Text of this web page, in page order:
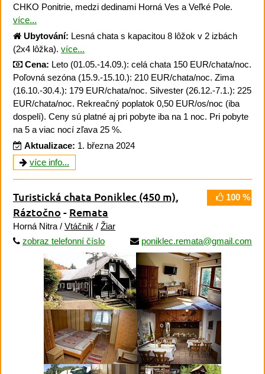
CHKO Ponitrie, medzi dedinami Horná Ves a Veľké Pole.
více...
Ubytování: Lesná chata s kapacitou 8 lôžok v 2 izbách
(2x4 lôžka). více...
Cena: Leto (01.05.-14.09.): celá chata 150 EUR/chata/noc.
Poľovná sezóna (15.9.-15.10.): 210 EUR/chata/noc. Zima
(16.10.-30.4.): 179 EUR/chata/noc. Silvester (26.12.-7.1.): 225
EUR/chata/noc. Rekreačný poplatok 0,50 EUR/os/noc (iba
dospelí). Ceny sú platné aj pri pobyte iba na 1 noc. Pri pobyte
na 5 a viac nocí zľava 25 %.
Aktualizace: 1. března 2024
více info...
100 %
Turistická chata Poniklec (450 m),
Ráztočno - Remata
Horná Nitra / Vtáčnik / Žiar
zobraz telefonní číslo
poniklec.remata@gmail.com